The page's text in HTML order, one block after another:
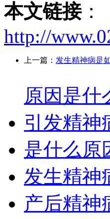
本文链接：
http://
上一篇： 发生精神病是
原因是什
引发精神
是什么原
发生精神
产后精神